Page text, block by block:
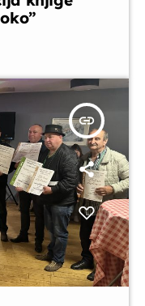
insert_link